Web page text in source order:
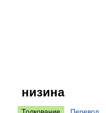
низина